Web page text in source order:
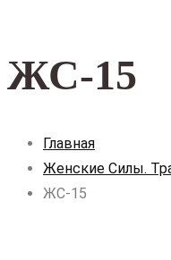
ЖС-15
Главная
Женские Силы.
ЖС-15